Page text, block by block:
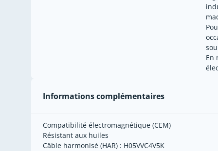
En
Informations complémentaires
Compatibilité électromagnétique (CEM)
Résistant aux huiles
Câble harmonisé (HAR) : H05VVC4V5K